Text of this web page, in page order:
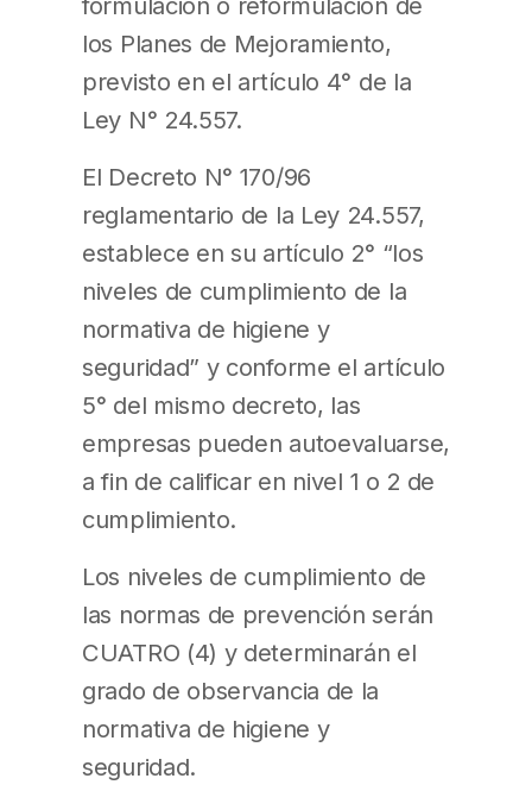
los Planes de Mejoramiento,
previsto en el artículo 4° de la
Ley N° 24.557.
El Decreto N° 170/96
reglamentario de la Ley 24.557,
establece en su artículo 2° “los
niveles de cumplimiento de la
normativa de higiene y
seguridad” y conforme el artículo
5° del mismo decreto, las
empresas pueden autoevaluarse,
a fin de calificar en nivel 1 o 2 de
cumplimiento.
Los niveles de cumplimiento de
las normas de prevención serán
CUATRO (4) y determinarán el
grado de observancia de la
normativa de higiene y
seguridad.